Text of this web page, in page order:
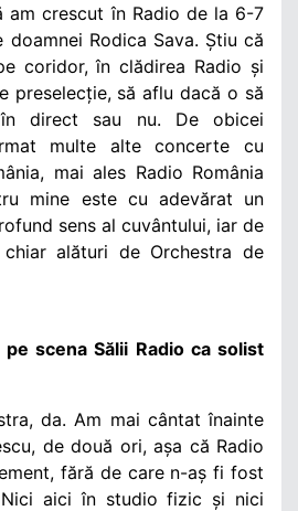
am crescut în Radio de la 6-7
doamnei Rodica Sava. Știu că
coridor, în clădirea Radio și
preselecție, să aflu dacă o să
direct sau nu. De obicei
multe alte concerte cu
mai ales Radio România
mine este cu adevărat un
sens al cuvântului, iar de
alături de Orchestra de
scena Sălii Radio ca solist
da. Am mai cântat înainte
de două ori, așa că Radio
fără de care n-aș fi fost
aici în studio fizic și nici